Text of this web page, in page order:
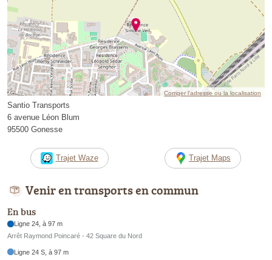
Corriger l’adresse ou la localisation
Santio Transports
6 avenue Léon Blum
95500 Gonesse
Trajet Waze Trajet Maps
Venir en transports en commun
En bus
Ligne 24, à 97 m
Arrêt Raymond Poincaré - 42 Square du Nord
Ligne 24 S, à 97 m